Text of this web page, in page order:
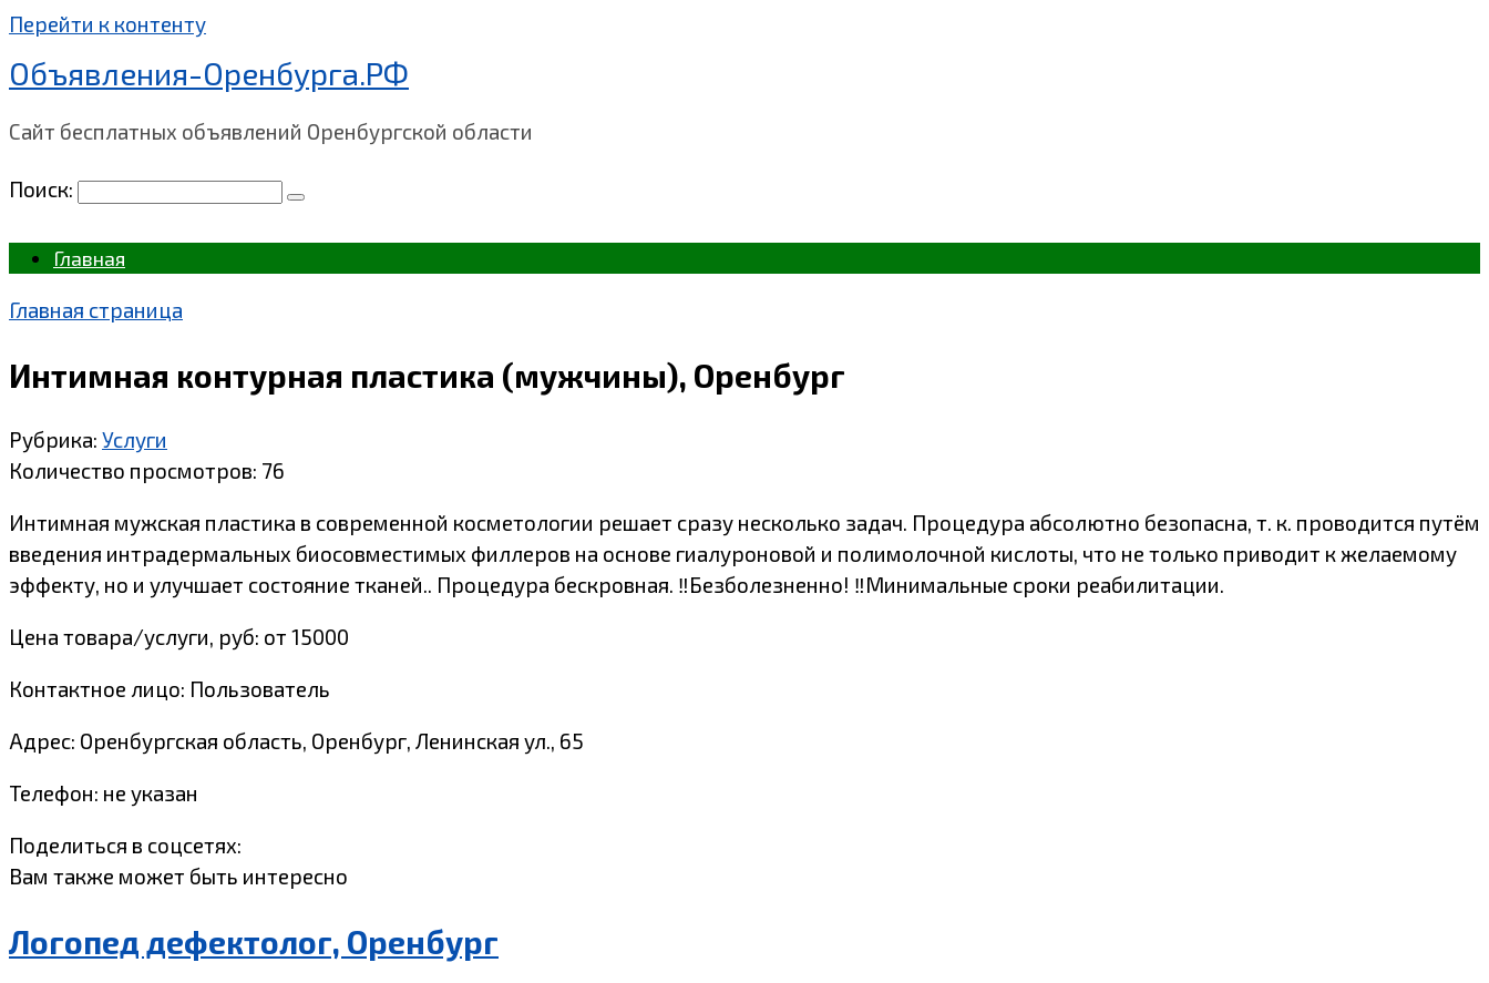
Перейти к контенту
Объявления-Оренбурга.РФ
Сайт бесплатных объявлений Оренбургской области
Поиск:
Главная
Главная страница
Интимная контурная пластика (мужчины), Оренбург
Рубрика: Услуги
Количество просмотров: 76
Интимная мужская пластика в современной косметологии решает сразу несколько задач. Процедура абсолютно безопасна, т. к. проводится путём
введения интрадермальных биосовместимых филлеров на основе гиалуроновой и полимолочной кислоты, что не только приводит к желаемому
эффекту, но и улучшает состояние тканей.. Процедура бескровная. ‼️Безболезненно! ‼️Минимальные сроки реабилитации.
Цена товара/услуги, руб: от 15000
Контактное лицо: Пользователь
Адрес: Оренбургская область, Оренбург, Ленинская ул., 65
Телефон: не указан
Поделиться в соцсетях:
Вам также может быть интересно
Логопед дефектолог, Оренбург